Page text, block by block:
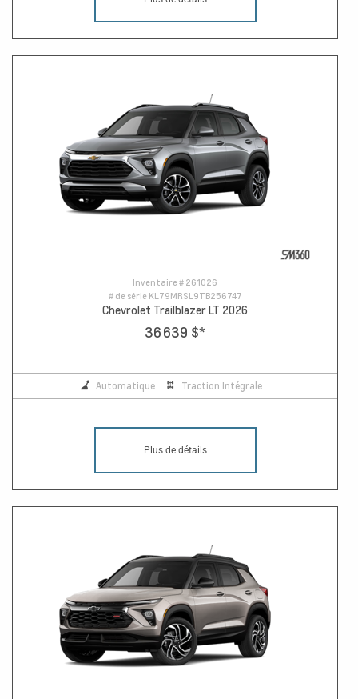
Inventaire # 261026
# de série KL79MRSL9TB256747
Chevrolet Trailblazer LT 2026
36 639 $*
Automatique Traction Intégrale
Plus de détails